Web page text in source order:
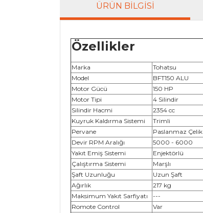
ÜRÜN BILGISI
Özellikler
Marka
Tohatsu
Model
BFT150 ALU
Motor Gücü
150 HP
Motor Tipi
4 Silindir
Silindir Hacmi
2354 cc
Kuyruk Kaldırma Sistemi
Trimli
Pervane
Paslanmaz Çelik
Devir RPM Aralığı
5000 - 6000
Yakıt Emiş Sistemi
Enjektörlü
Çalıştırma Sistemi
Marşlı
Şaft Uzunluğu
Uzun Şaft
Ağırlık
217 kg
Maksimum Yakıt Sarfiyatı
---
Romote Control
Var